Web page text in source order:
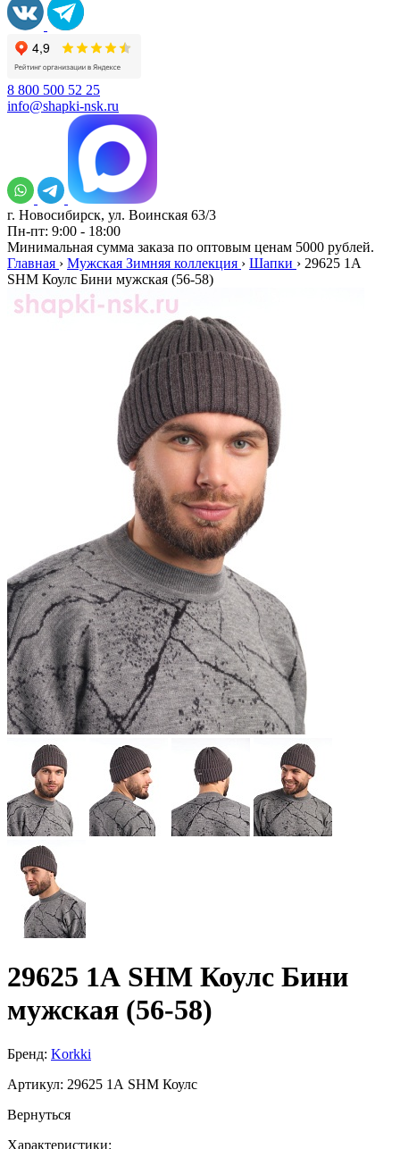
8 800 500 52 25
info@shapki-nsk.ru
г. Новосибирск, ул. Воинская 63/3
Пн-пт: 9:00 - 18:00
Минимальная сумма заказа по оптовым ценам 5000 рублей.
Главная › Мужская Зимняя коллекция › Шапки › 29625 1А
SHM Коулс Бини мужская (56-58)
29625 1А SHM Коулс Бини
мужская (56-58)
Бренд: Korkki
Артикул: 29625 1А SHM Коулс
Вернуться
Характеристики: